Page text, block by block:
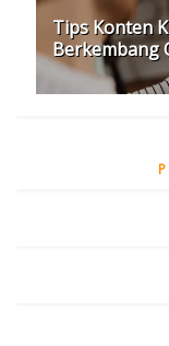
Tips Konten
Berkembang